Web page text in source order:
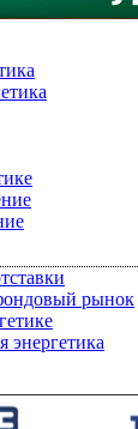
рынок
энергетика